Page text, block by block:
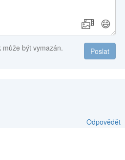
😄
Poslat
být vymazán.
Odpovědět